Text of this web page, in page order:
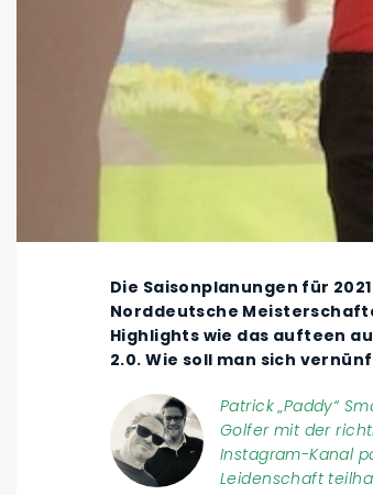
Die Saisonplanungen für
Norddeutsche
Highlights wie das aufteen
2.0. Wie soll man sich
Patrick „Paddy“
Golfer mit der
Instagram-Kanal
Leidenschaft